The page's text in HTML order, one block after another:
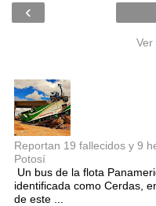
‹
Ver
Reportan 19 fallecidos y 9
Potosí
Un bus de la flota
identificada como Cerdas,
de este ...